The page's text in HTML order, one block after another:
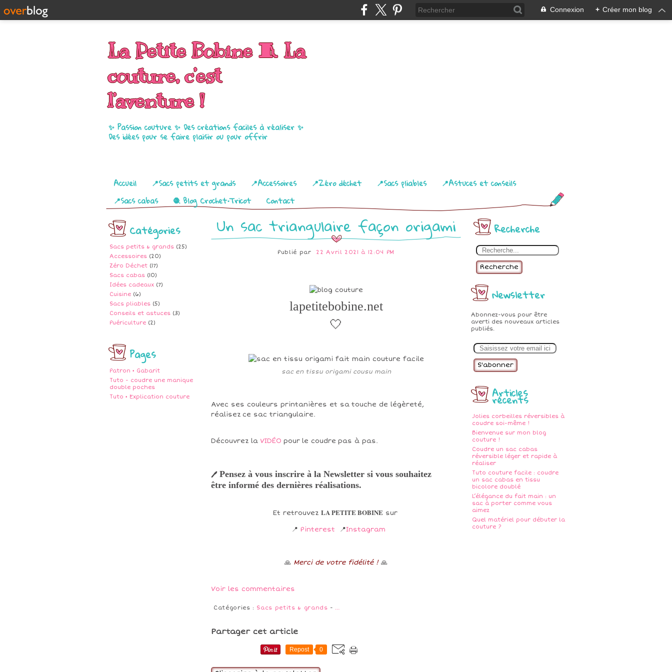
Connexion + Créer mon blog
La Petite Bobine 🧵 La
couture, c’est
l’aventure !
✨ Passion couture ✨ Des créations faciles à réaliser ✨
Des idées pour se faire plaisir ou pour offrir
Pages
Accueil 📍Sacs petits et grands 📍Accessoires 📍Zéro déchet 📍Sacs pliables
📍Astuces et conseils
📍Sacs cabas
🧶 Blog Crochet•Tricot Contact
Catégories
Sacs petits & grands (25)
Accessoires (20)
Zéro Déchet (17)
Sacs cabas (10)
Idées cadeaux (7)
Cuisine (6)
Sacs pliables (5)
Conseils et astuces (3)
Puériculture (2)
Pages
Patron • Gabarit
Tuto - coudre une manique
double poches
Tuto • Explication couture
Recherche
Recherche
Newsletter
Abonnez-vous pour être
averti des nouveaux articles
publiés.
m
Articles
récents
Jolies corbeilles réversibles à
coudre soi-même !
Bienvenue sur mon blog
couture !
Coudre un sac cabas
réversible léger et rapide à
réaliser
Tuto couture facile : coudre
un sac cabas en tissu
bicolore doublé
L’élégance du fait main : un
sac à porter comme vous
aimez
Quel matériel pour débuter la
couture ?
Un sac triangulaire façon origami
Publié par 22 Avril 2021 à 12:04 PM
lapetitebobine.net
🤍
sac en tissu origami cousu main
Avec ses couleurs printanières et sa touche de légèreté,
réalisez ce sac triangulaire.
Découvrez la VIDÉO pour le coudre pas à pas.
🖊Pensez à vous inscrire à la Newsletter si vous souhaitez
être informé des dernières réalisations.
Et retrouvez LA PETITE BOBINE sur
📍 Pinterest 📍Instagram
🙏 Merci de votre fidélité !🙏
Voir les commentaires
Catégories : Sacs petits & grands - …
Partager cet article
Repost 0